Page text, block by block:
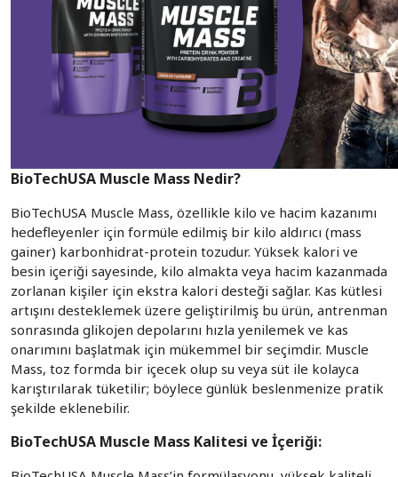
BioTechUSA Muscle Mass Nedir?
BioTechUSA Muscle Mass, özellikle kilo ve hacim kazanımı
hedefleyenler için formüle edilmiş bir kilo aldırıcı (mass
gainer) karbonhidrat-protein tozudur. Yüksek kalori ve
besin içeriği sayesinde, kilo almakta veya hacim kazanmada
zorlanan kişiler için ekstra kalori desteği sağlar. Kas kütlesi
artışını desteklemek üzere geliştirilmiş bu ürün, antrenman
sonrasında glikojen depolarını hızla yenilemek ve kas
onarımını başlatmak için mükemmel bir seçimdir. Muscle
Mass, toz formda bir içecek olup su veya süt ile kolayca
karıştırılarak tüketilir; böylece günlük beslenmenize pratik
şekilde eklenebilir.
BioTechUSA Muscle Mass Kalitesi ve İçeriği: